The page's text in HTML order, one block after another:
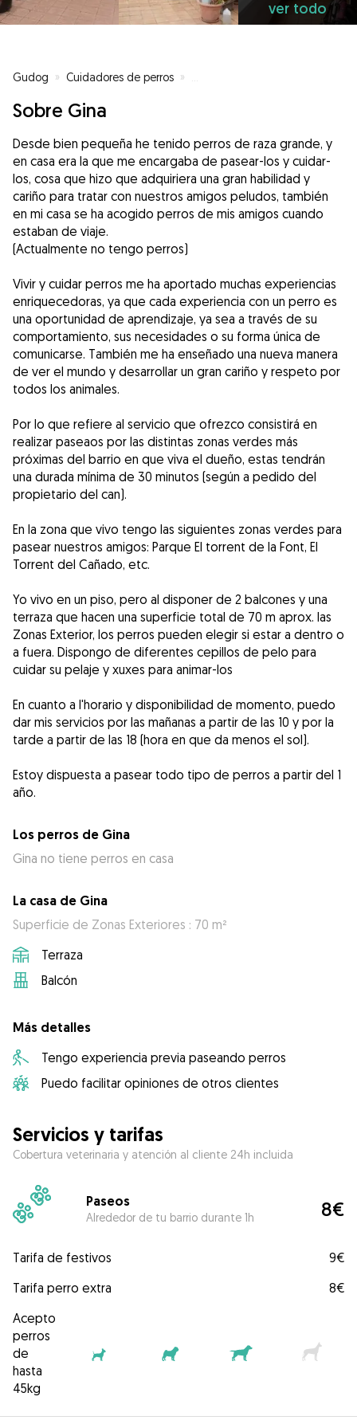
ver todo
Gudog » Cuidadores de perros »
Sobre Gina
Desde bien pequeña he tenido perros de raza grande, y
en casa era la que me encargaba de pasear-los y cuidar-
los, cosa que hizo que adquiriera una gran habilidad y
cariño para tratar con nuestros amigos peludos, también
en mi casa se ha acogido perros de mis amigos cuando
estaban de viaje.
(Actualmente no tengo perros)
Vivir y cuidar perros me ha aportado muchas experiencias
enriquecedoras, ya que cada experiencia con un perro es
una oportunidad de aprendizaje, ya sea a través de su
comportamiento, sus necesidades o su forma única de
comunicarse. También me ha enseñado una nueva manera
de ver el mundo y desarrollar un gran cariño y respeto por
todos los animales.
Por lo que refiere al servicio que ofrezco consistirá en
realizar paseaos por las distintas zonas verdes más
próximas del barrio en que viva el dueño, estas tendrán
una durada mínima de 30 minutos (según a pedido del
propietario del can).
En la zona que vivo tengo las siguientes zonas verdes para
pasear nuestros amigos: Parque El torrent de la Font, El
Torrent del Cañado, etc.
Yo vivo en un piso, pero al disponer de 2 balcones y una
terraza que hacen una superficie total de 70 m aprox. las
Zonas Exterior, los perros pueden elegir si estar a dentro o
a fuera. Dispongo de diferentes cepillos de pelo para
cuidar su pelaje y xuxes para animar-los
En cuanto a l'horario y disponibilidad de momento, puedo
dar mis servicios por las mañanas a partir de las 10 y por la
tarde a partir de las 18 (hora en que da menos el sol).
Estoy dispuesta a pasear todo tipo de perros a partir del 1
Los perros de Gina
Gina no tiene perros en casa
La casa de Gina
Superficie de Zonas Exteriores : 70 m²
Terraza
Balcón
Más detalles
Tengo experiencia previa paseando perros
Puedo facilitar opiniones de otros clientes
Servicios y tarifas
Cobertura veterinaria y atención al cliente 24h incluida
Paseos
Alrededor de tu barrio durante 1h 8€
Tarifa de festivos
9€
Tarifa perro extra
8€
Acepto
perros
de
hasta
45kg